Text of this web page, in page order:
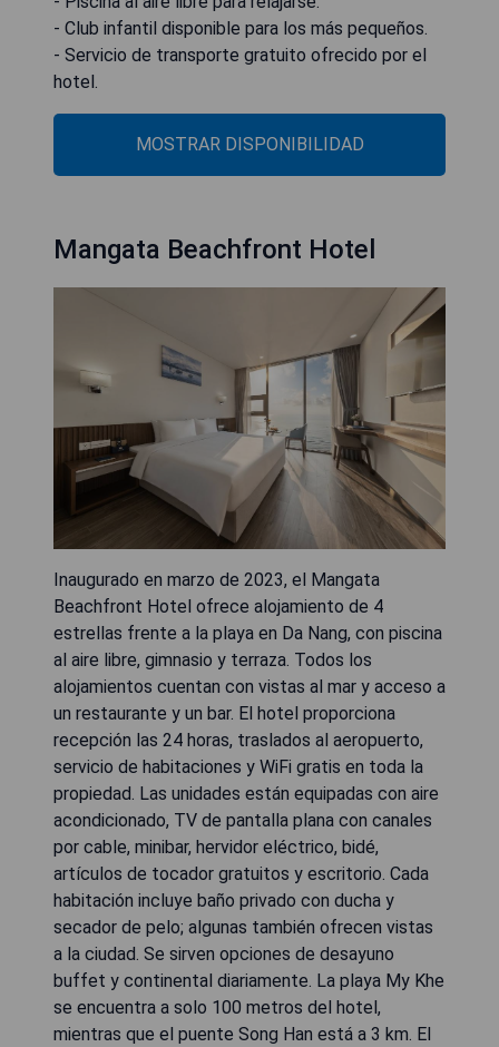
- Club infantil disponible para los más pequeños.
- Servicio de transporte gratuito ofrecido por el
hotel.
MOSTRAR DISPONIBILIDAD
Mangata Beachfront Hotel
Inaugurado en marzo de 2023, el Mangata
Beachfront Hotel ofrece alojamiento de 4
estrellas frente a la playa en Da Nang, con piscina
al aire libre, gimnasio y terraza. Todos los
alojamientos cuentan con vistas al mar y acceso a
un restaurante y un bar. El hotel proporciona
recepción las 24 horas, traslados al aeropuerto,
servicio de habitaciones y WiFi gratis en toda la
propiedad. Las unidades están equipadas con aire
acondicionado, TV de pantalla plana con canales
por cable, minibar, hervidor eléctrico, bidé,
artículos de tocador gratuitos y escritorio. Cada
habitación incluye baño privado con ducha y
secador de pelo; algunas también ofrecen vistas
a la ciudad. Se sirven opciones de desayuno
buffet y continental diariamente. La playa My Khe
se encuentra a solo 100 metros del hotel,
mientras que el puente Song Han está a 3 km. El